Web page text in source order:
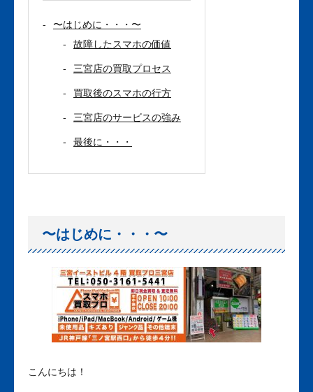
〜はじめに・・・〜
故障したスマホの価値
三宮店の買取プロセス
買取後のスマホの行方
三宮店のサービスの強み
最後に・・・
〜はじめに・・・〜
こんにちは！